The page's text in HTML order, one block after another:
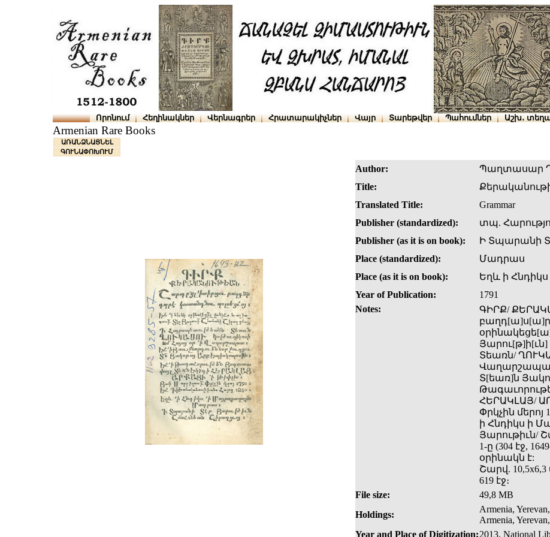
Որոնում Հեղինակներ Վերնագրեր Հրատարակիչներ Վայր Տարեթվեր Պահումներ Աշխ․
Armenian Rare Books
ԱՌԱՆՁՆԱՑՆԵԼ
ԳՈՒՆԱՓՈԽՈՒՄ
Author:
Պաղտասար
Title:
Translated Title:
Grammar
Publisher (standardized):
տպ.
Publisher (as it is on book):
Ի Տպարանի
Place (standardized):
Մադրաս
Place (as it is on book):
Եղև ի
Year of Publication:
1791
Notes:
ԳԻՐՔ/
բաղդ[ա]ս[ա]ր/
Տեառն/
Տ[եառ]ն
ՀԵՐԱԿԼԱՅ/
Փրկչին մերոյ
ի Հնդիկս ի
Յարութիւն/
1-ը (304 էջ,
օրինակն է:
Շարվ. 10,5x6,3
619 էջ։
File size:
49,8 MB
Holdings:
Armenia,
Armenia,
Year and Place of Digitization:2013, National